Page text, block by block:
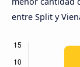
entre Split y